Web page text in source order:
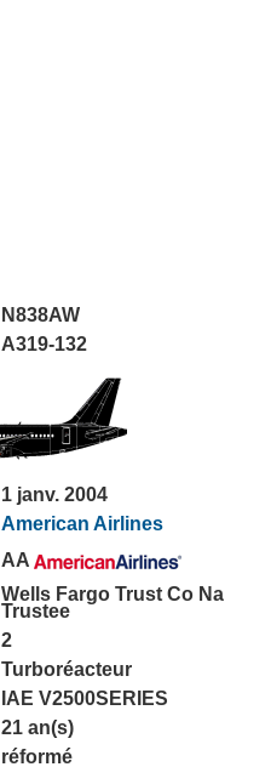
N838AW
A319-132
1 janv. 2004
American Airlines
AA
Wells Fargo Trust Co Na
Trustee
2
Turboréacteur
IAE V2500SERIES
21 an(s)
réformé